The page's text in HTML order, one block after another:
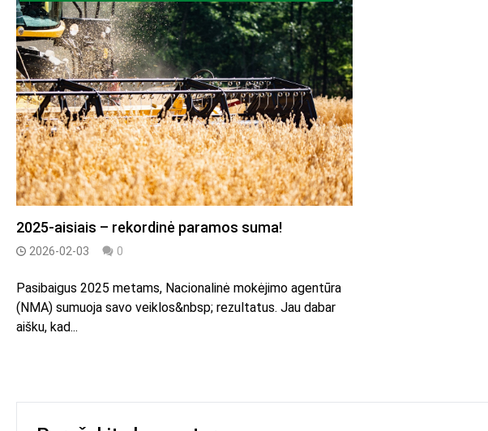
2025-aisiais – rekordinė paramos suma!
2026-02-03 0
Pasibaigus 2025 metams, Nacionalinė mokėjimo agentūra
(NMA) sumuoja savo veiklos&nbsp; rezultatus. Jau dabar
aišku, kad...